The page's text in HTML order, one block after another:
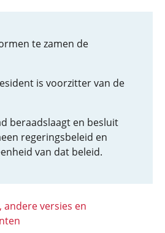
te zamen de
is voorzitter van de
beraadslaagt en besluit
regeringsbeleid en
van dat beleid.
versies en